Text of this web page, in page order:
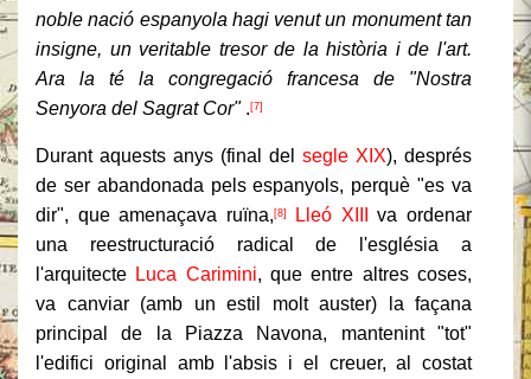
noble nació espanyola hagi venut un monument tan
insigne, un veritable tresor de la història i de l'art.
Ara la té la congregació francesa de "Nostra
Senyora del Sagrat Cor" . [7]
Durant aquests anys (final del segle XIX), després
de ser abandonada pels espanyols, perquè "es va
dir", que amenaçava ruïna, [8] Lleó XIII
va ordenar
una reestructuració radical de l'església a
l'arquitecte Luca Carimini, que entre altres coses,
va canviar (amb un estil molt auster) la façana
principal de la Piazza Navona, mantenint "tot"
l'edifici original amb l'absis i el creuer, al costat